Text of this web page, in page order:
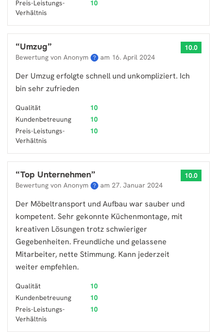
Preis-Leistungs-
Verhältnis
10
“Umzug”
Bewertung von Anonym ? am 16. April 2024
10.0
Der Umzug erfolgte schnell und unkompliziert. Ich
bin sehr zufrieden
Qualität
10
Kundenbetreuung
10
Preis-Leistungs-
Verhältnis
10
“Top Unternehmen”
Bewertung von Anonym ? am 27. Januar 2024
10.0
Der Möbeltransport und Aufbau war sauber und
kompetent. Sehr gekonnte Küchenmontage, mit
kreativen Lösungen trotz schwieriger
Gegebenheiten. Freundliche und gelassene
Mitarbeiter, nette Stimmung. Kann jederzeit
weiter empfehlen.
Qualität
10
Kundenbetreuung
10
Preis-Leistungs-
Verhältnis
10